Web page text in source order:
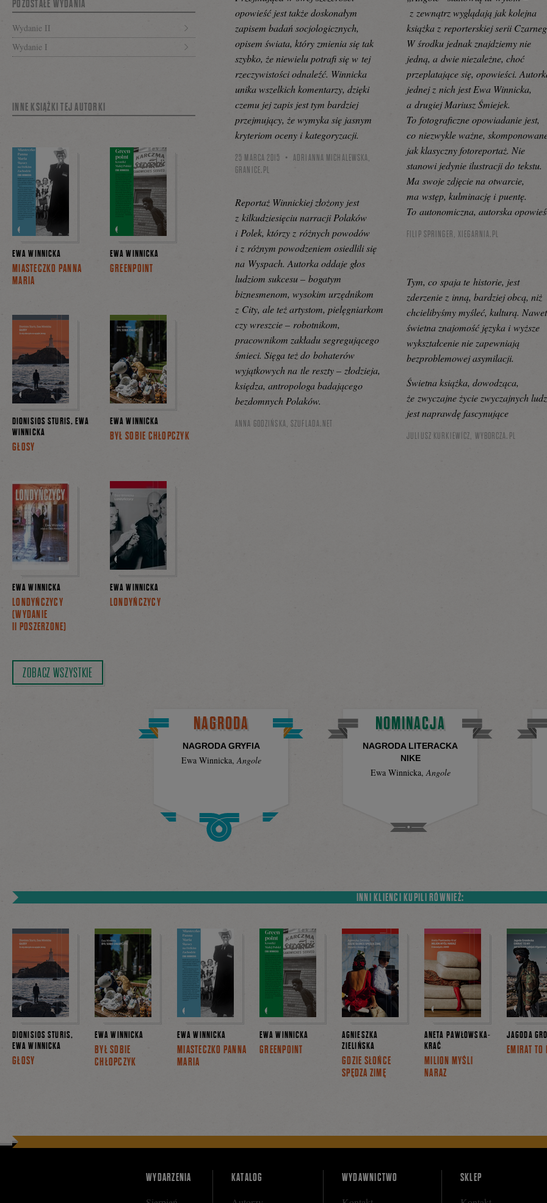
opowieść jest także doskonałym
zapisem badań socjologicznych,
opisem świata, który zmienia się tak
szybko, że niewielu potrafi się w tej
rzeczywistości odnaleźć. Winnicka
unika wszelkich komentarzy, dzięki
czemu jej zapis jest tym bardziej
przejmujący, że wymyka się jasnym
kryteriom oceny i kategoryzacji.
25 MARCA 2015
ADRIANNA MICHALEWSKA,
GRANICE.PL
z zewnątrz wyglądają jak kolejna
książka z reporterskiej serii
W środku jednak znajdziemy nie
jedną, a dwie niezależne, choć
przeplatające się, opowieści.
jednej z nich jest Ewa Winnicka,
a drugiej Mariusz Śmiejek.
To fotograficzne opowiadanie jest,
co niezwykle ważne,
jak klasyczny fotoreportaż. Nie
stanowi jedynie ilustracji do tekstu.
Ma swoje zdjęcie na otwarcie,
ma wstęp, kulminację i puentę.
To autonomiczna, autorska
FILIP SPRINGER,XIEGARNIA.PL
Reportaż Winnickiej złożony jest
z kilkudziesięciu narracji Polaków
i Polek, którzy z różnych powodów
i z różnym powodzeniem osiedlili się
na Wyspach. Autorka oddaje głos
ludziom sukcesu – bogatym
biznesmenom, wysokim urzędnikom
z City, ale też artystom, pielęgniarkom
czy wreszcie – robotnikom,
pracownikom zakładu segregującego
śmieci. Sięga też do bohaterów
wyjątkowych na tle reszty – złodzieja,
księdza, antropologa badającego
bezdomnych Polaków.
ANNA GODZIŃSKA,SZUFLADA.NET
Tym, co spaja te historie, jest
zderzenie z inną, bardziej obcą, niż
chcielibyśmy myśleć, kulturą. Nawet
świetna znajomość języka i wyższe
wykształcenie nie zapewniają
bezproblemowej asymilacji.
Świetna książka, dowodząca,
że zwyczajne życie zwyczajnych
jest naprawdę fascynujące
JULIUSZ KURKIEWICZ, WYBORCZA.PL
POZOSTAŁE WYDANIA
Wydanie II
Wydanie I
INNE KSIĄŻKI TEJ AUTORKI
EWA WINNICKA
MIASTECZKO PANNA
MARIA
EWA WINNICKA
GREENPOINT
DIONISIOS STURIS, EWA
WINNICKA
GŁOSY
EWA WINNICKA
BYŁ SOBIE CHŁOPCZYK
EWA WINNICKA
LONDYŃCZYCY
(WYDANIE
II POSZERZONE)
EWA WINNICKA
LONDYŃCZYCY
ZOBACZ WSZYSTKIE
NAGRODA
NAGRODA GRYFIA
Ewa Winnicka,Angole
NOMINACJA
NAGRODA LITERACKA
NIKE
Ewa Winnicka,Angole
INNI KLIENCI KUPILI RÓWNIEŻ:
DIONISIOS STURIS,
EWA WINNICKA
GŁOSY
EWA WINNICKA
BYŁ SOBIE
CHŁOPCZYK
EWA WINNICKA
MIASTECZKO PANNA
MARIA
EWA WINNICKA
GREENPOINT
AGNIESZKA
ZIELIŃSKA
GDZIE SŁOŃCE
SPĘDZA ZIMĘ
ANETA PAWŁOWSKA-
KRAĆ
MILION MYŚLI
NARAZ
JAGODA
EMIRAT TO
WYDARZENIA KATALOG WYDAWNICTWO SKLEP